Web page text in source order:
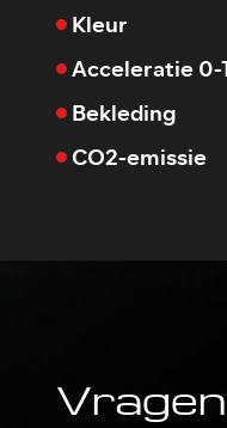
Kleur
Acceleratie 0-
Bekleding
CO2-emissie